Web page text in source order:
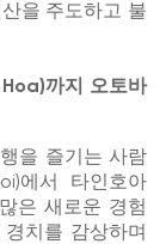
을 주도하고 불
까지 오토바
을 즐기는 사람
에서 타인호아
은 새로운 경험
치를 감상하며